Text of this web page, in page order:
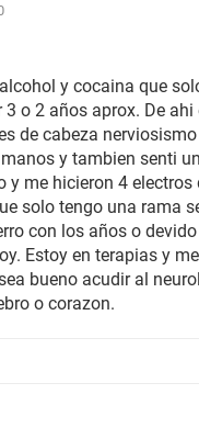
y cocaina que
o 2 años aprox. De ahi
de cabeza
y tambien senti
me hicieron 4 electros
solo tengo una rama
con los años o
Estoy en terapias y
bueno acudir al
o corazon.